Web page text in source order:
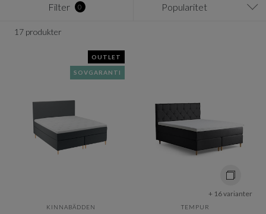
Filter 0 Popularitet
17 produkter
OUTLET
SOVGARANTI
KINNABÄDDEN
+ 16 varianter
TEMPUR